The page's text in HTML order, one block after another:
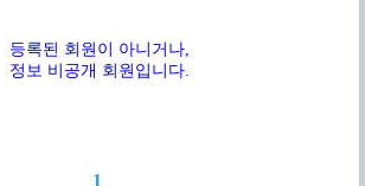
등록된 회원이 아니거나,
정보 비공개 회원입니다.
1